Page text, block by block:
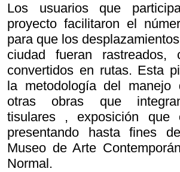
Los usuarios que
proyecto facilitaron el
para que los
ciudad fueran rastreados,
convertidos en rutas. Esta
la metodología del manejo
otras obras que
tisulares , exposición que
presentando hasta fines
Museo de Arte
Normal.